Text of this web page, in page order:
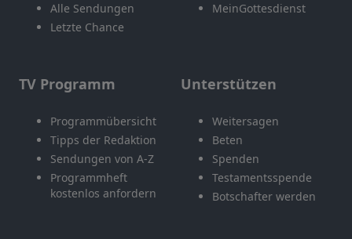
Alle Sendungen
Letzte Chance
MeinGottesdienst
TV Programm
Programmübersicht
Tipps der Redaktion
Sendungen von A-Z
Programmheft
kostenlos anfordern
Unterstützen
Weitersagen
Beten
Spenden
Testamentsspende
Botschafter werden